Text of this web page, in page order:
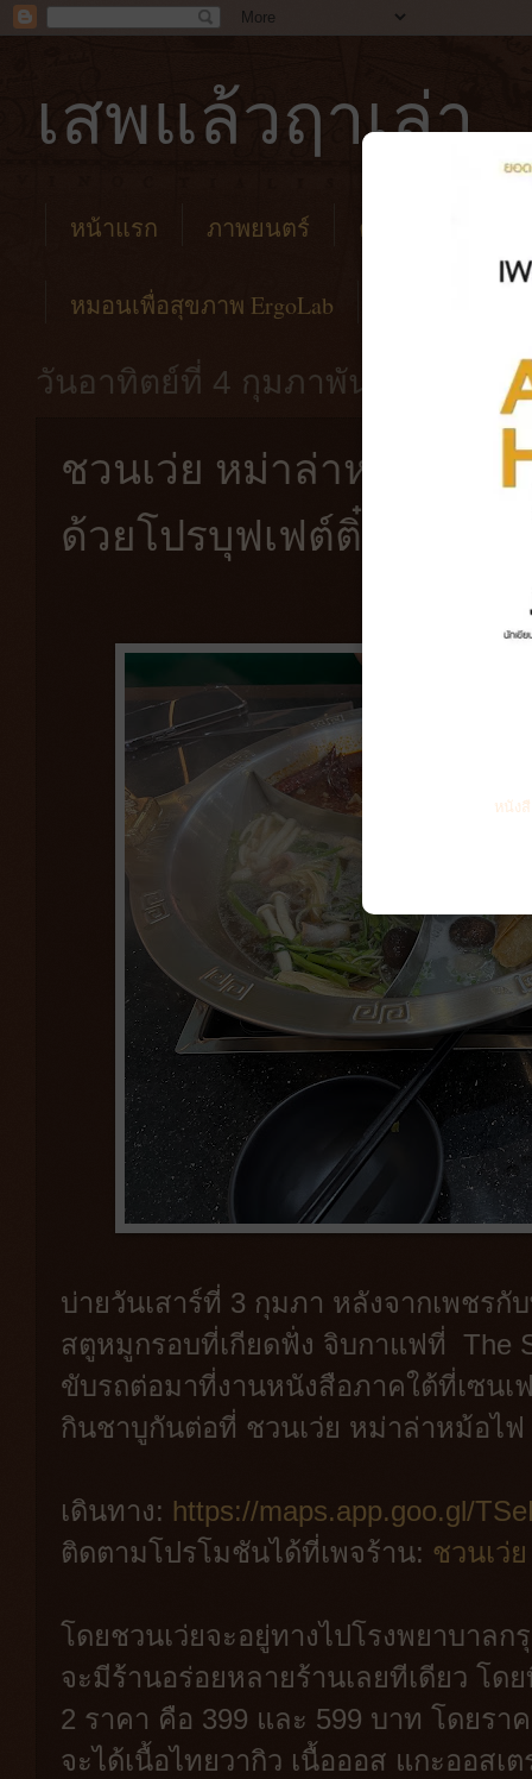
เสพแล้วฤาเล่า
หน้าแรก ภาพยนตร์ คาเฟ่
หมอนเพื่อสุขภาพ ErgoLab
วันอาทิตย์ที่ 4 กุมภาพันธ์ พ.ศ.
ชวนเว่ย หม่าล่าหม้อไฟ [
ด้วยโปรบุฟเฟต์ติ๋มซำตล
บ่ายวันเสาร์ที่ 3 กุมภา หลังจากเพชร
สตูหมูกรอบที่เกียดฟั่ง จิบกาแฟที่ The
ขับรถต่อมาที่งานหนังสือภาคใต้ที่เซน
กินชาบูกันต่อที่ ชวนเว่ย หม่าล่าหม้อไฟ
เดินทาง: https://maps.app.goo.gl/
ติดตามโปรโมชันได้ที่เพจร้าน: ชวนเว่
โดยชวนเว่ยจะอยู่ทางไปโรงพยาบาล
จะมีร้านอร่อยหลายร้านเลยทีเดียว โ
2 ราคา คือ 399 และ 599 บาท โดยรา
จะได้เนื้อไทยวากิว เนื้อออส แกะออส
หนัง